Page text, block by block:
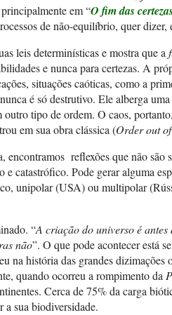
em “O fim das
de não-equilíbrio, quer dizer,
leis determinísticas e mostra que a
e nunca para certezas. A
situações caóticas, como a
é só destrutivo. Ele alberga
tipo de ordem. O caos,
em sua obra clássica (Order out
encontramos reflexões que não são
catastrófico. Pode gerar alguma
unipolar (USA) ou multipolar
“A criação do universo é
não”. O que pode acontecer está
na história das grandes dizimações
quando ocorreu a rompimento da
Cerca de 75% da carga
a sua biodiversidade.